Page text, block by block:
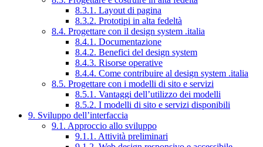
8.3.1. Layout di pagina
8.3.2. Prototipi in alta fedeltà
8.4. Progettare con il design system .italia
8.4.1. Documentazione
8.4.2. Benefici del design system
8.4.3. Risorse operative
8.4.4. Come contribuire al design system .italia
8.5. Progettare con i modelli di sito e servizi
8.5.1. Vantaggi dell’utilizzo dei modelli
8.5.2. I modelli di sito e servizi disponibili
9. Sviluppo dell’interfaccia
9.1. Approccio allo sviluppo
9.1.1. Attività preliminari